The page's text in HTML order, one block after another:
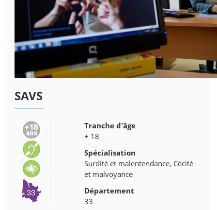
SAVS
Tranche d'âge
+ 18
Spécialisation
Surdité et malentendance, Cécité
et malvoyance
Département
33